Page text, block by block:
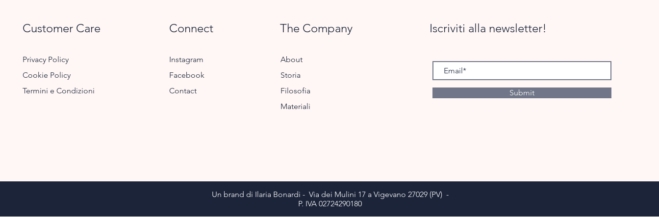
Customer Care
Privacy Policy
Cookie Policy
Termini e Condizioni
Connect
Instagram
Facebook
Contact
The Company
About
Storia
Filosofia
Materiali
Iscriviti alla newsletter!
Submit
Un brand di Ilaria Bonardi - Via dei Mulini 17 a Vigevano 27029 (PV) -
P. IVA 02724290180